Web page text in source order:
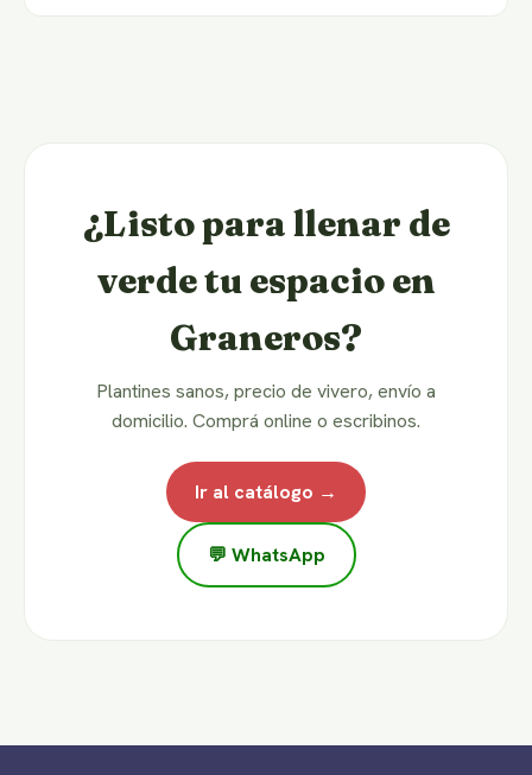
¿Listo para llenar de
verde tu espacio en
Graneros?
Plantines sanos, precio de vivero, envío a
domicilio. Comprá online o escribinos.
Ir al catálogo →
💬 WhatsApp